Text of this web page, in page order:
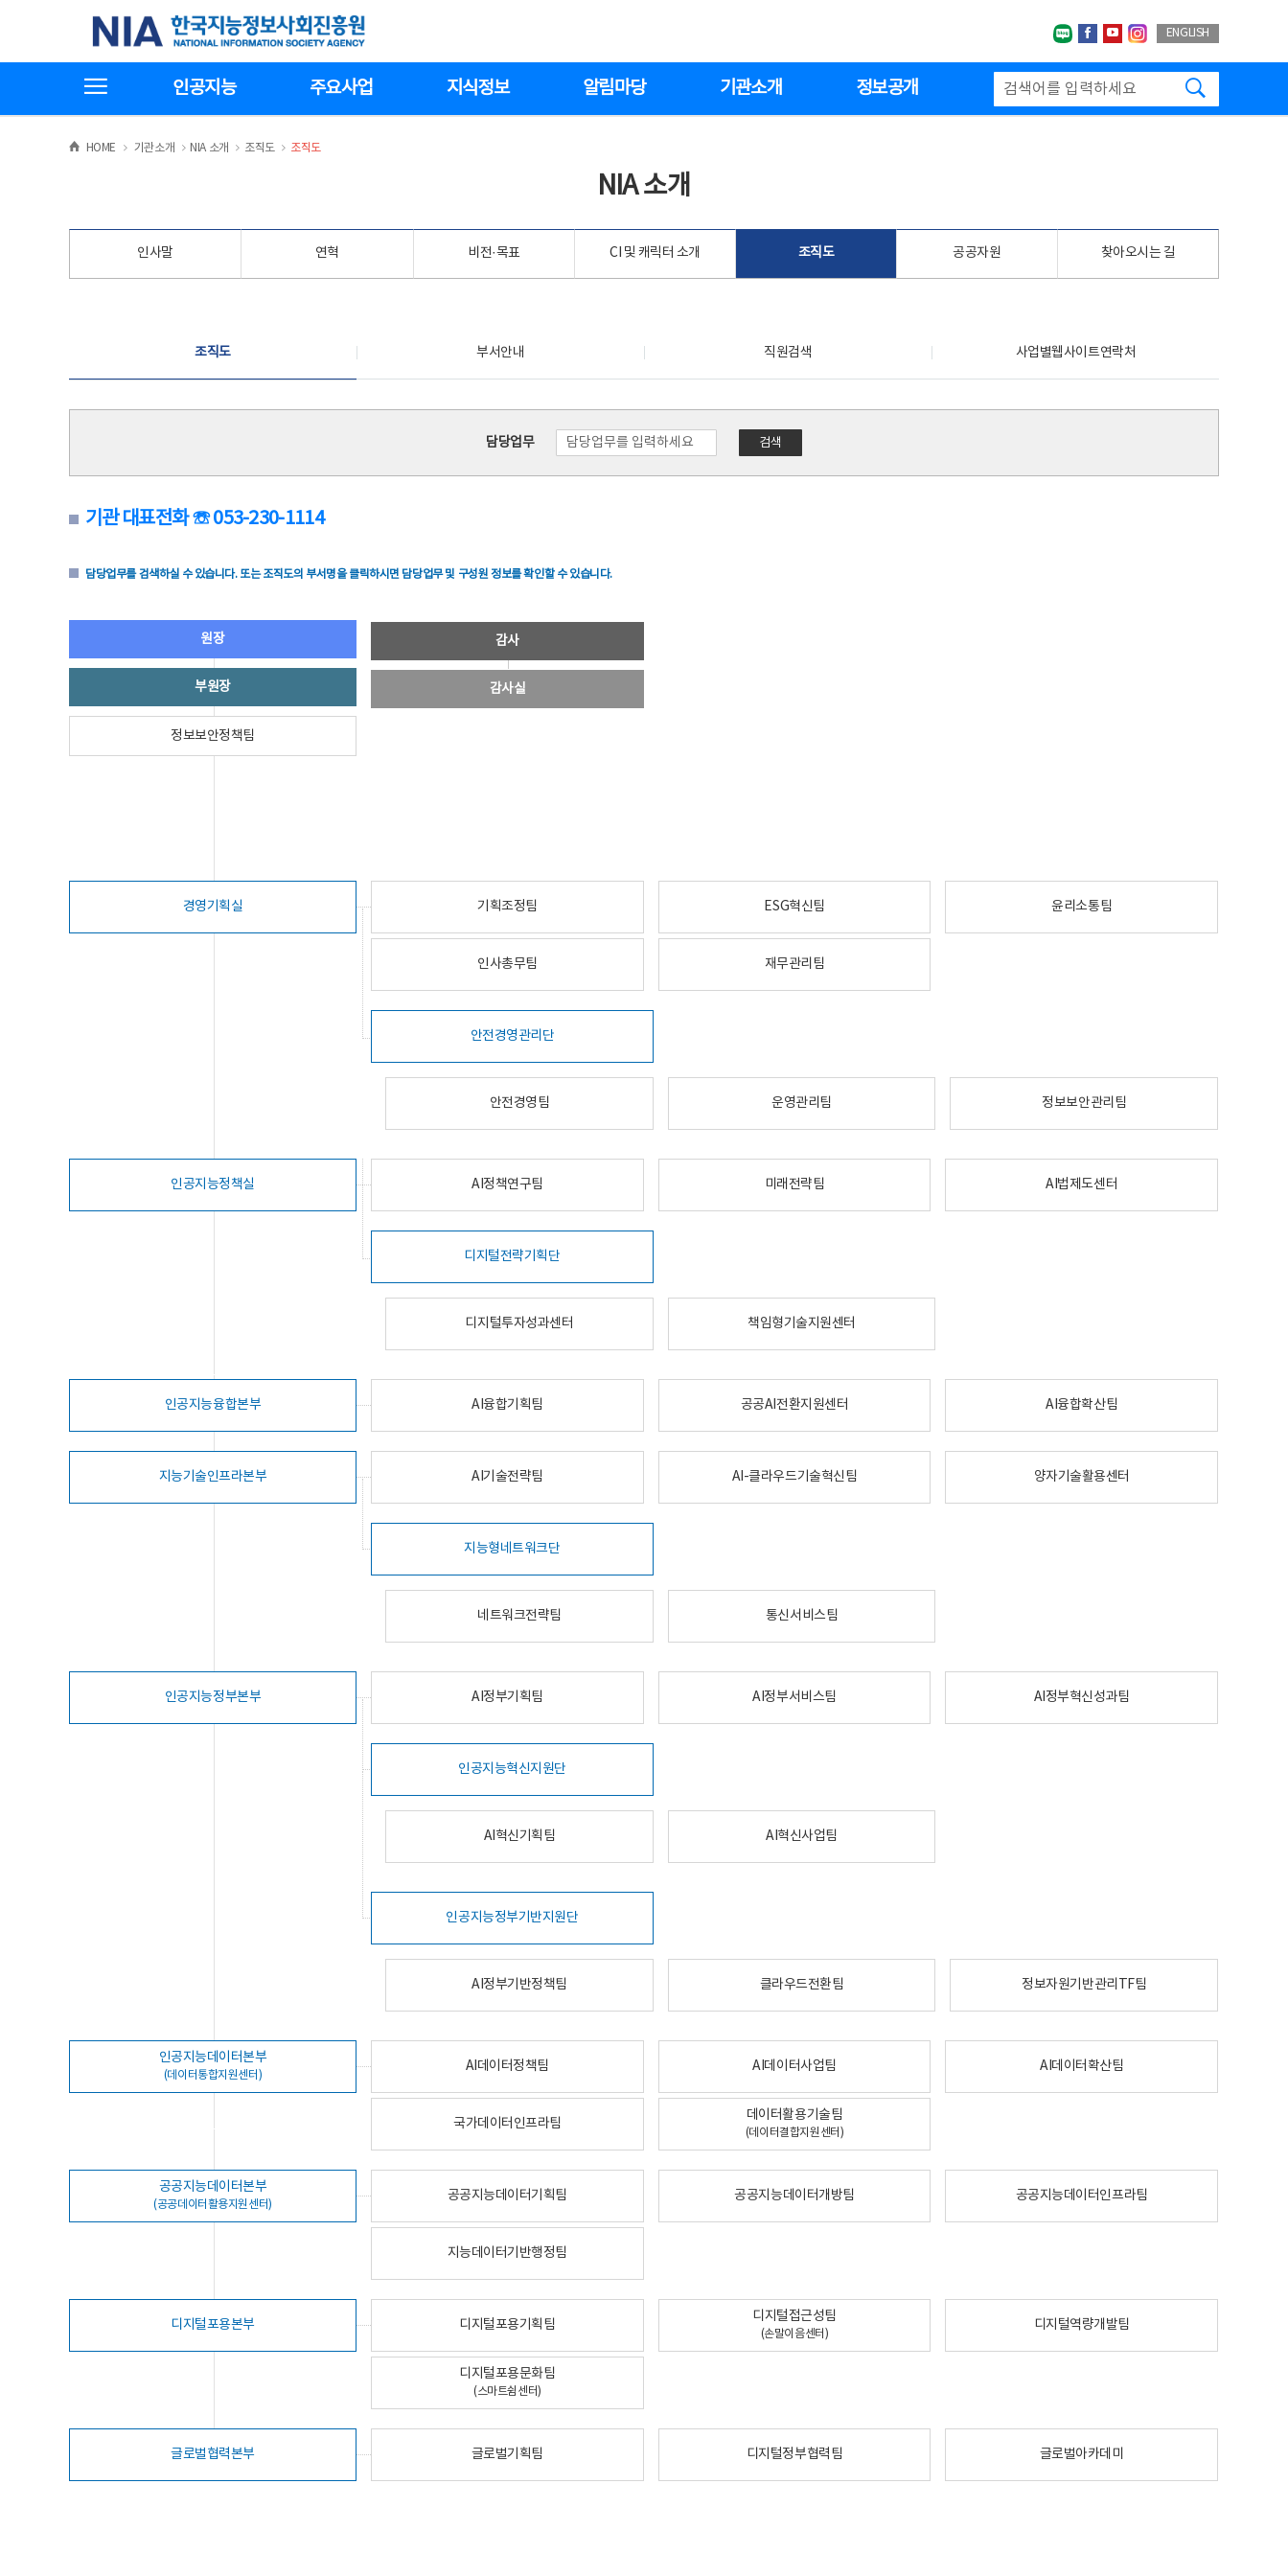
기
한국지능정보사회진흥원
네이버블로그
페이스북
유투브인스타그랩
ENGLISH
인공지능 주요사업 지식정보 알림마당 기관소개 정보공개
HOME >
기관소개 >NIA 소개 >
조직도 >
조직도
NIA 소개
인사말 연혁 비전·목표 CI 및 캐릭터 소개 조직도 공공자원 찾아오시는 길
조직도 부서안내 직원검색 사업별웹사이트연락처
담당업무 검색
기관 대표전화 ☏ 053-230-1114
담당업무를 검색하실 수 있습니다. 또는 조직도의 부서명을 클릭하시면 담당업무 및 구성원 정보를 확인할 수 있습니다.
원장
부원장
정보보안정책팀
감사
감사실
경영기획실 기획조정팀 ESG혁신팀 윤리소통팀
인사총무팀 재무관리팀
안전경영관리단
안전경영팀 운영관리팀 정보보안관리팀
인공지능정책실 AI정책연구팀 미래전략팀 AI법제도센터
디지털전략기획단
디지털투자성과센터 책임형기술지원센터
인공지능융합본부 AI융합기획팀 공공AI전환지원센터 AI융합확산팀
지능기술인프라본부 AI기술전략팀 AI-클라우드기술혁신팀 양자기술활용센터
지능형네트워크단
네트워크전략팀 통신서비스팀
인공지능정부본부 AI정부기획팀 AI정부서비스팀 AI정부혁신성과팀
인공지능혁신지원단
AI혁신기획팀 AI혁신사업팀
인공지능정부기반지원단
AI정부기반정책팀 클라우드전환팀 정보자원기반관리TF팀
인공지능데이터본부
(데이터통합지원센터)
AI데이터정책팀 AI데이터사업팀 AI데이터확산팀
국가데이터인프라팀
데이터활용기술팀
(데이터결합지원센터)
공공지능데이터본부
(공공데이터활용지원센터)
공공지능데이터기획팀 공공지능데이터개방팀 공공지능데이터인프라팀
지능데이터기반행정팀
디지털포용본부 디지털포용기획팀
디지털접근성팀
(손말이음센터)
디지털역량개발팀
디지털포용문화팀
(스마트쉼센터)
글로벌협력본부 글로벌기획팀 디지털정부협력팀 글로벌아카데미